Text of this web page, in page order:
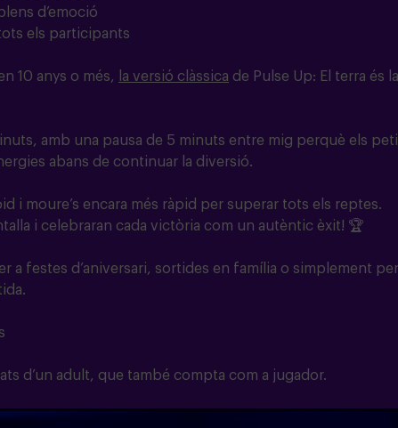
d’emoció
els participants
10 anys o més, la versió clàssica de Pulse Up: El terra és
amb una pausa de 5 minuts entre mig perquè els
abans de continuar la diversió.
i moure’s encara més ràpid per superar tots els reptes.
i celebraran cada victòria com un autèntic èxit! 🏆
a festes d’aniversari, sortides en família o simplement per
d’un adult, que també compta com a jugador.